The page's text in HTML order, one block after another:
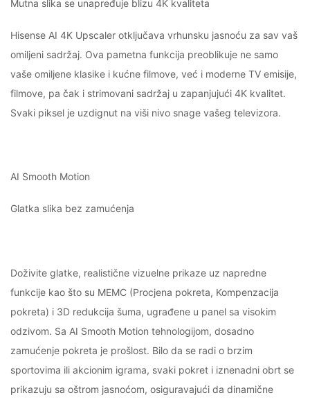
Mutna slika se unapređuje blizu 4K kvaliteta
Hisense AI 4K Upscaler otključava vrhunsku jasnoću za sav vaš
omiljeni sadržaj. Ova pametna funkcija preoblikuje ne samo
vaše omiljene klasike i kućne filmove, već i moderne TV emisije,
filmove, pa čak i strimovani sadržaj u zapanjujući 4K kvalitet.
Svaki piksel je uzdignut na viši nivo snage vašeg televizora.
AI Smooth Motion
Glatka slika bez zamućenja
Doživite glatke, realistične vizuelne prikaze uz napredne
funkcije kao što su MEMC (Procjena pokreta, Kompenzacija
pokreta) i 3D redukcija šuma, ugrađene u panel sa visokim
odzivom. Sa AI Smooth Motion tehnologijom, dosadno
zamućenje pokreta je prošlost. Bilo da se radi o brzim
sportovima ili akcionim igrama, svaki pokret i iznenadni obrt se
prikazuju sa oštrom jasnoćom, osiguravajući da dinamične